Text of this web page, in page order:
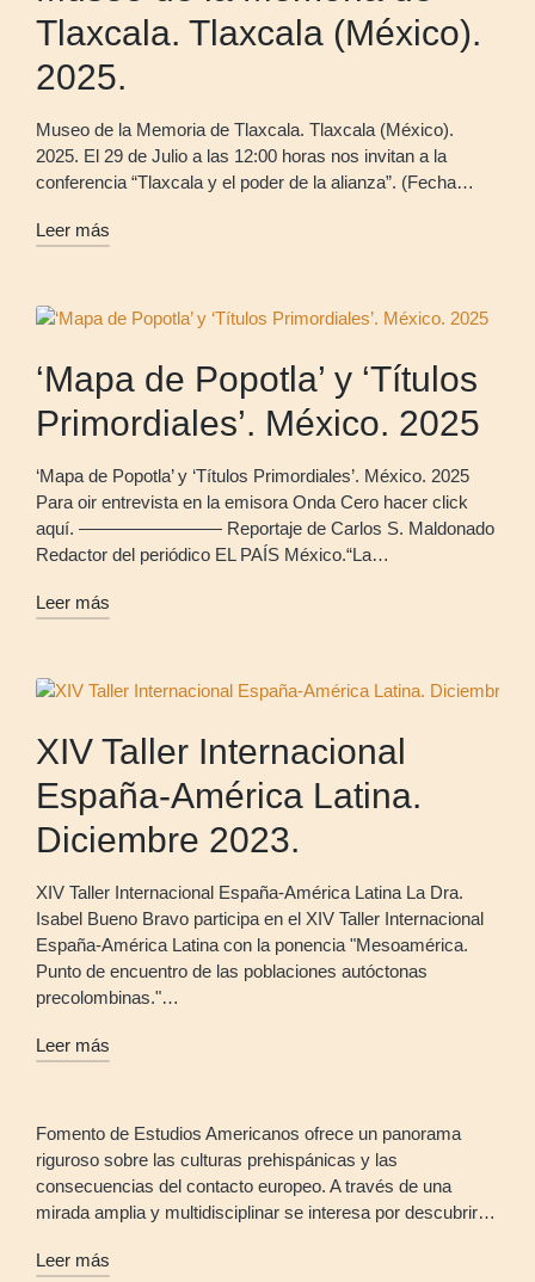
Tlaxcala. Tlaxcala (México).
2025.
Museo de la Memoria de Tlaxcala. Tlaxcala (México).
2025. El 29 de Julio a las 12:00 horas nos invitan a la
conferencia “Tlaxcala y el poder de la alianza”. (Fecha…
Leer más
‘Mapa de Popotla’ y ‘Títulos
Primordiales’. México. 2025
‘Mapa de Popotla’ y ‘Títulos Primordiales’. México. 2025
Para oir entrevista en la emisora Onda Cero hacer click
aquí. ———————— Reportaje de Carlos S. Maldonado
Redactor del periódico EL PAÍS México.“La…
Leer más
XIV Taller Internacional
España-América Latina.
Diciembre 2023.
XIV Taller Internacional España-América Latina La Dra.
Isabel Bueno Bravo participa en el XIV Taller Internacional
España-América Latina con la ponencia "Mesoamérica.
Punto de encuentro de las poblaciones autóctonas
precolombinas."…
Leer más
Fomento de Estudios Americanos ofrece un panorama
riguroso sobre las culturas prehispánicas y las
consecuencias del contacto europeo. A través de una
mirada amplia y multidisciplinar se interesa por descubrir…
Leer más